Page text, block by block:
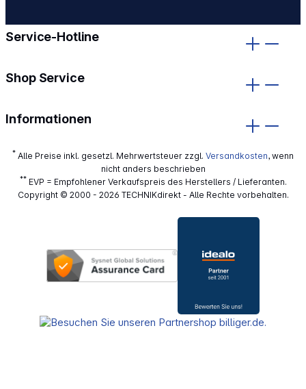
Service-Hotline
Shop Service
Informationen
* Alle Preise inkl. gesetzl. Mehrwertsteuer zzgl. Versandkosten, wenn
nicht anders beschrieben
**EVP = Empfohlener Verkaufspreis des Herstellers / Lieferanten.
Copyright © 2000 - 2026 TECHNIKdirekt - Alle Rechte vorbehalten.